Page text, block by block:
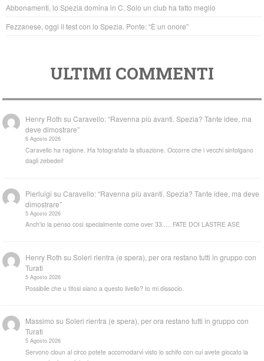
Abbonamenti, lo Spezia domina in C. Solo un club ha fatto meglio
Fezzanese, oggi il test con lo Spezia. Ponte: “È un onore”
ULTIMI COMMENTI
Henry Roth suCaravello: “Ravenna più avanti. Spezia? Tante idee, ma
deve dimostrare”
6 Agosto 2026
Caravello ha ragione. Ha fotografato la situazione. Occorre che i vecchi sintolgano
dagli zebedei!
Pierluigi suCaravello: “Ravenna più avanti. Spezia? Tante idee, ma deve
dimostrare”
5 Agosto 2026
Anch'io la penso così specialmente come over 33..... FATE DOI LASTRE ASE
Henry Roth suSoleri rientra (e spera), per ora restano tutti in gruppo con
Turati
5 Agosto 2026
Possibile che u tifosi siano a questo livello? Io mi dissocio.
Massimo suSoleri rientra (e spera), per ora restano tutti in gruppo con
Turati
5 Agosto 2026
Servono cloun al circo potete accomodarvi visto lo schifo con cui avete giocato la